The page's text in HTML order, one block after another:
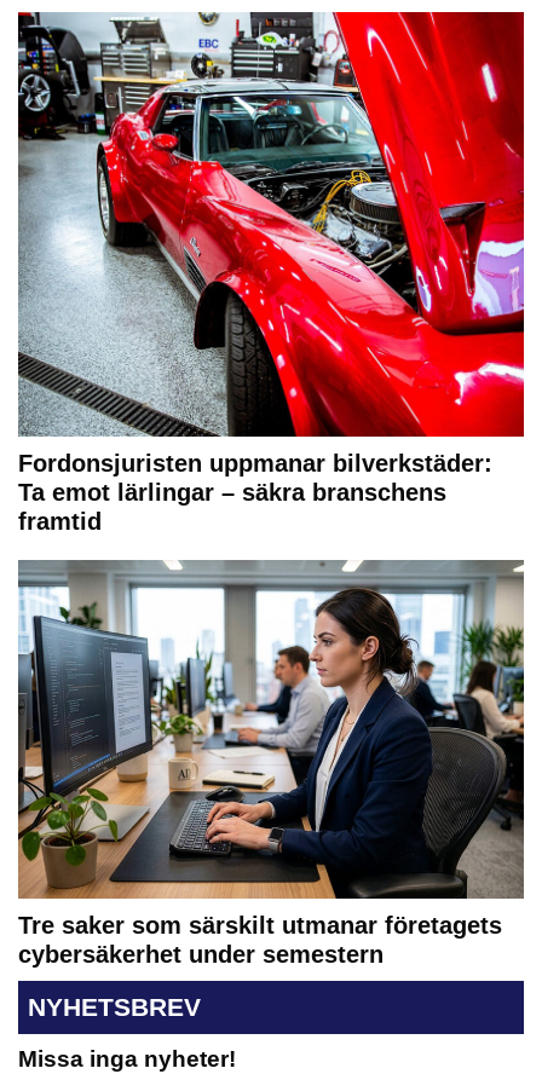
Fordonsjuristen uppmanar bilverkstäder:
Ta emot lärlingar – säkra branschens
framtid
Tre saker som särskilt utmanar företagets
cybersäkerhet under semestern
NYHETSBREV
Missa inga nyheter!